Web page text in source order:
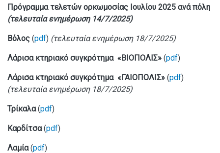
Πρόγραμμα τελετών ορκωμοσίας Ιουλίου 2025 ανά πόλη
(τελευταία ενημέρωση 14/7/2025)
Βόλος (pdf) (τελευταία ενημέρωση 18/7/2025)
Λάρισα κτηριακό συγκρότημα «ΒΙΟΠΟΛΙΣ» (pdf)
Λάρισα κτηριακό συγκρότημα «ΓΑΙΟΠΟΛΙΣ» (pdf)
(τελευταία ενημέρωση 18/7/2025)
Τρίκαλα(pdf)
Καρδίτσα(pdf)
Λαμία(pdf)